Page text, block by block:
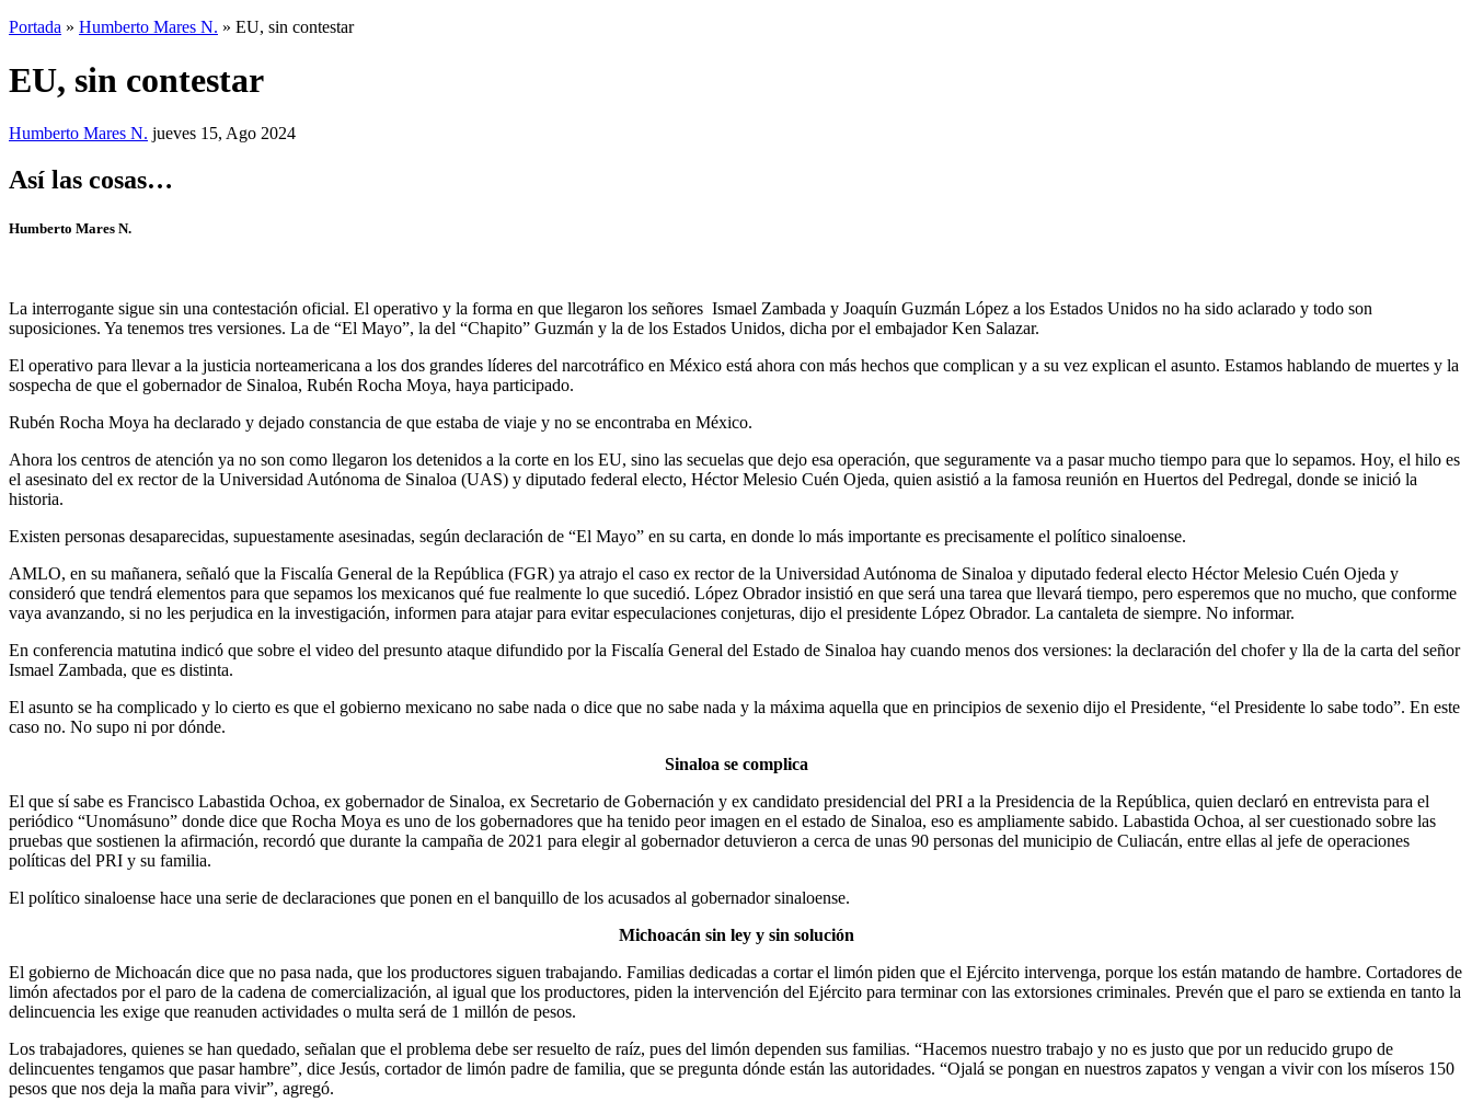
Portada » Humberto Mares N. » EU, sin contestar
EU, sin contestar
Humberto Mares N. jueves 15, Ago 2024
Así las cosas…
Humberto Mares N.
La interrogante sigue sin una contestación oficial. El operativo y la forma en que llegaron los señores Ismael Zambada y Joaquín Guzmán López a los Estados Unidos no ha sido aclarado y todo son
suposiciones. Ya tenemos tres versiones. La de “El Mayo”, la del “Chapito” Guzmán y la de los Estados Unidos, dicha por el embajador Ken Salazar.
El operativo para llevar a la justicia norteamericana a los dos grandes líderes del narcotráfico en México está ahora con más hechos que complican y a su vez explican el asunto. Estamos hablando de muertes y la
sospecha de que el gobernador de Sinaloa, Rubén Rocha Moya, haya participado.
Rubén Rocha Moya ha declarado y dejado constancia de que estaba de viaje y no se encontraba en México.
Ahora los centros de atención ya no son como llegaron los detenidos a la corte en los EU, sino las secuelas que dejo esa operación, que seguramente va a pasar mucho tiempo para que lo sepamos. Hoy, el hilo es
el asesinato del ex rector de la Universidad Autónoma de Sinaloa (UAS) y diputado federal electo, Héctor Melesio Cuén Ojeda, quien asistió a la famosa reunión en Huertos del Pedregal, donde se inició la
historia.
Existen personas desaparecidas, supuestamente asesinadas, según declaración de “El Mayo” en su carta, en donde lo más importante es precisamente el político sinaloense.
AMLO, en su mañanera, señaló que la Fiscalía General de la República (FGR) ya atrajo el caso ex rector de la Universidad Autónoma de Sinaloa y diputado federal electo Héctor Melesio Cuén Ojeda y
consideró que tendrá elementos para que sepamos los mexicanos qué fue realmente lo que sucedió. López Obrador insistió en que será una tarea que llevará tiempo, pero esperemos que no mucho, que conforme
vaya avanzando, si no les perjudica en la investigación, informen para atajar para evitar especulaciones conjeturas, dijo el presidente López Obrador. La cantaleta de siempre. No informar.
En conferencia matutina indicó que sobre el video del presunto ataque difundido por la Fiscalía General del Estado de Sinaloa hay cuando menos dos versiones: la declaración del chofer y lla de la carta del señor
Ismael Zambada, que es distinta.
El asunto se ha complicado y lo cierto es que el gobierno mexicano no sabe nada o dice que no sabe nada y la máxima aquella que en principios de sexenio dijo el Presidente, “el Presidente lo sabe todo”. En este
caso no. No supo ni por dónde.
Sinaloa se complica
El que sí sabe es Francisco Labastida Ochoa, ex gobernador de Sinaloa, ex Secretario de Gobernación y ex candidato presidencial del PRI a la Presidencia de la República, quien declaró en entrevista para el
periódico “Unomásuno” donde dice que Rocha Moya es uno de los gobernadores que ha tenido peor imagen en el estado de Sinaloa, eso es ampliamente sabido. Labastida Ochoa, al ser cuestionado sobre las
pruebas que sostienen la afirmación, recordó que durante la campaña de 2021 para elegir al gobernador detuvieron a cerca de unas 90 personas del municipio de Culiacán, entre ellas al jefe de operaciones
políticas del PRI y su familia.
El político sinaloense hace una serie de declaraciones que ponen en el banquillo de los acusados al gobernador sinaloense.
Michoacán sin ley y sin solución
El gobierno de Michoacán dice que no pasa nada, que los productores siguen trabajando. Familias dedicadas a cortar el limón piden que el Ejército intervenga, porque los están matando de hambre. Cortadores de
limón afectados por el paro de la cadena de comercialización, al igual que los productores, piden la intervención del Ejército para terminar con las extorsiones criminales. Prevén que el paro se extienda en tanto la
delincuencia les exige que reanuden actividades o multa será de 1 millón de pesos.
Los trabajadores, quienes se han quedado, señalan que el problema debe ser resuelto de raíz, pues del limón dependen sus familias. “Hacemos nuestro trabajo y no es justo que por un reducido grupo de
delincuentes tengamos que pasar hambre”, dice Jesús, cortador de limón padre de familia, que se pregunta dónde están las autoridades. “Ojalá se pongan en nuestros zapatos y vengan a vivir con los míseros 150
pesos que nos deja la maña para vivir”, agregó.